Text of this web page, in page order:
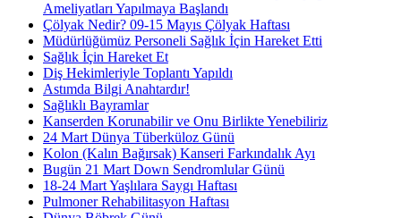
Ameliyatları Yapılmaya Başlandı
Çölyak Nedir? 09-15 Mayıs Çölyak Haftası
Müdürlüğümüz Personeli Sağlık İçin Hareket Etti
Sağlık İçin Hareket Et
Diş Hekimleriyle Toplantı Yapıldı
Astımda Bilgi Anahtardır!
Sağlıklı Bayramlar
Kanserden Korunabilir ve Onu Birlikte Yenebiliriz
24 Mart Dünya Tüberküloz Günü
Kolon (Kalın Bağırsak) Kanseri Farkındalık Ayı
Bugün 21 Mart Down Sendromlular Günü
18-24 Mart Yaşlılara Saygı Haftası
Pulmoner Rehabilitasyon Haftası